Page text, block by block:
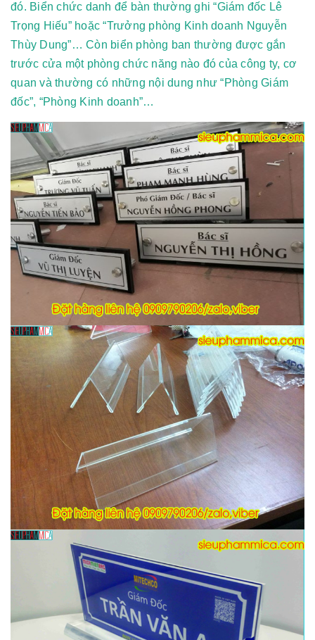
đó. Biển chức danh để bàn thường ghi “Giám đốc Lê
Trọng Hiếu” hoặc “Trưởng phòng Kinh doanh Nguyễn
Thùy Dung”… Còn biển phòng ban thường được gắn
trước cửa một phòng chức năng nào đó của công ty, cơ
quan và thường có những nội dung như “Phòng Giám
đốc”, “Phòng Kinh doanh”…